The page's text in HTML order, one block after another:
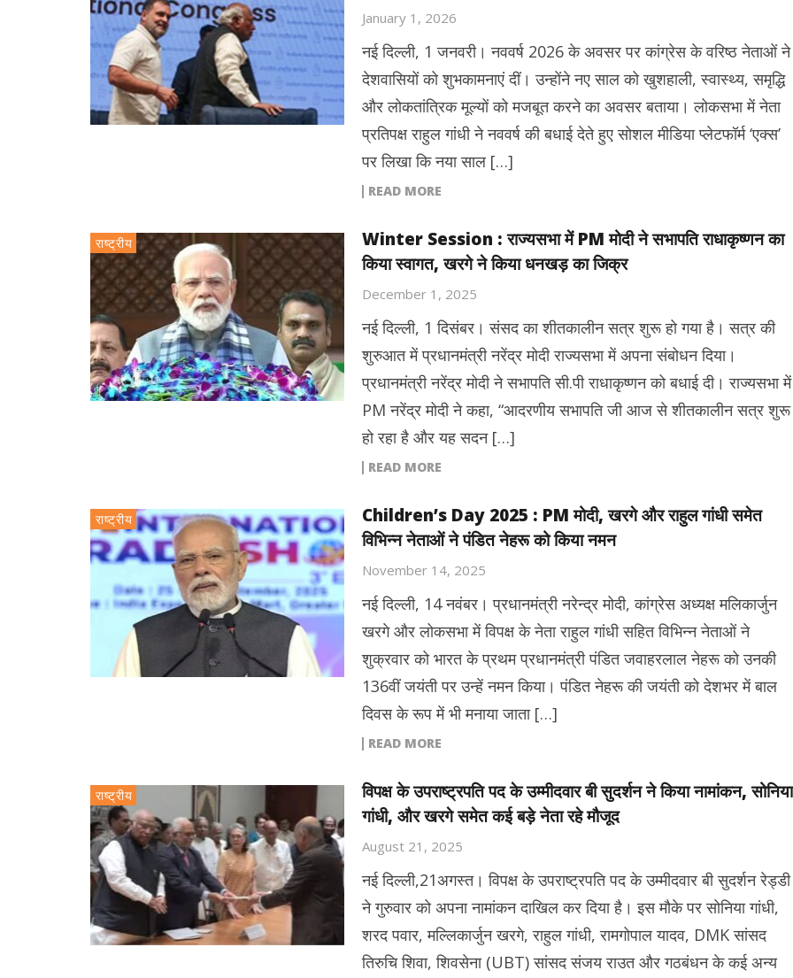
January 1, 2026
नई दिल्ली, 1 जनवरी। नववर्ष 2026 के अवसर पर कांग्रेस के वरिष्ठ नेताओं ने
देशवासियों को शुभकामनाएं दीं। उन्होंने नए साल को खुशहाली, स्वास्थ्य, समृद्धि
और लोकतांत्रिक मूल्यों को मजबूत करने का अवसर बताया। लोकसभा में नेता
प्रतिपक्ष राहुल गांधी ने नववर्ष की बधाई देते हुए सोशल मीडिया प्लेटफॉर्म ‘एक्स’
पर लिखा कि नया साल […]
READ MORE
राष्ट्रीय
Winter Session : राज्यसभा में PM मोदी ने सभापति राधाकृष्णन का
किया स्वागत, खरगे ने किया धनखड़ का जिक्र
December 1, 2025
नई दिल्ली, 1 दिसंबर। संसद का शीतकालीन सत्र शुरू हो गया है। सत्र की
शुरुआत में प्रधानमंत्री नरेंद्र मोदी राज्यसभा में अपना संबोधन दिया।
प्रधानमंत्री नरेंद्र मोदी ने सभापति सी.पी राधाकृष्णन को बधाई दी। राज्यसभा में
PM नरेंद्र मोदी ने कहा, “आदरणीय सभापति जी आज से शीतकालीन सत्र शुरू
हो रहा है और यह सदन […]
READ MORE
राष्ट्रीय
Children’s Day 2025 : PM मोदी, खरगे और राहुल गांधी समेत
विभिन्न नेताओं ने पंडित नेहरू को किया नमन
November 14, 2025
नई दिल्ली, 14 नवंबर। प्रधानमंत्री नरेन्द्र मोदी, कांग्रेस अध्यक्ष मलिकार्जुन
खरगे और लोकसभा में विपक्ष के नेता राहुल गांधी सहित विभिन्न नेताओं ने
शुक्रवार को भारत के प्रथम प्रधानमंत्री पंडित जवाहरलाल नेहरू को उनकी
136वीं जयंती पर उन्हें नमन किया। पंडित नेहरू की जयंती को देशभर में बाल
दिवस के रूप में भी मनाया जाता […]
READ MORE
राष्ट्रीय
विपक्ष के उपराष्ट्रपति पद के उम्मीदवार बी सुदर्शन ने किया नामांकन, सोनिया
गांधी, और खरगे समेत कई बड़े नेता रहे मौजूद
August 21, 2025
नई दिल्ली,21अगस्त। विपक्ष के उपराष्ट्रपति पद के उम्मीदवार बी सुदर्शन रेड्डी
ने गुरुवार को अपना नामांकन दाखिल कर दिया है। इस मौके पर सोनिया गांधी,
शरद पवार, मल्लिकार्जुन खरगे, राहुल गांधी, रामगोपाल यादव, DMK सांसद
तिरुचि शिवा, शिवसेना (UBT) सांसद संजय राउत और गठबंधन के कई अन्य